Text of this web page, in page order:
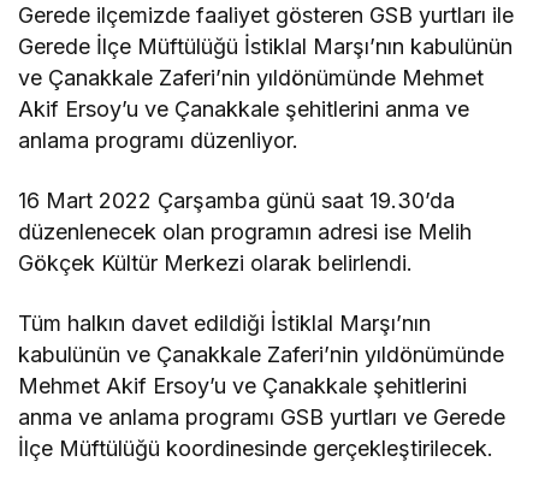
Gerede ilçemizde faaliyet gösteren GSB yurtları ile
Gerede İlçe Müftülüğü İstiklal Marşı’nın kabulünün
ve Çanakkale Zaferi’nin yıldönümünde Mehmet
Akif Ersoy’u ve Çanakkale şehitlerini anma ve
anlama programı düzenliyor.
16 Mart 2022 Çarşamba günü saat 19.30’da
düzenlenecek olan programın adresi ise Melih
Gökçek Kültür Merkezi olarak belirlendi.
Tüm halkın davet edildiği İstiklal Marşı’nın
kabulünün ve Çanakkale Zaferi’nin yıldönümünde
Mehmet Akif Ersoy’u ve Çanakkale şehitlerini
anma ve anlama programı GSB yurtları ve Gerede
İlçe Müftülüğü koordinesinde gerçekleştirilecek.